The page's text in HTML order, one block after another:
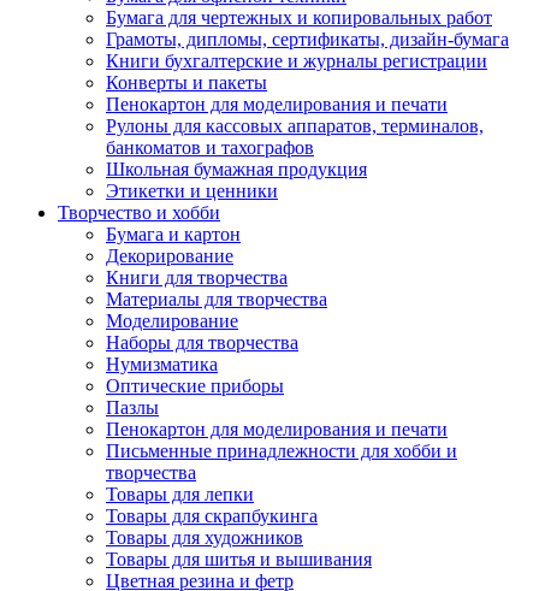
Бумага для чертежных и копировальных работ
Грамоты, дипломы, сертификаты, дизайн-бумага
Книги бухгалтерские и журналы регистрации
Конверты и пакеты
Пенокартон для моделирования и печати
Рулоны для кассовых аппаратов, терминалов,
банкоматов и тахографов
Школьная бумажная продукция
Этикетки и ценники
Творчество и хобби
Бумага и картон
Декорирование
Книги для творчества
Материалы для творчества
Моделирование
Наборы для творчества
Нумизматика
Оптические приборы
Пазлы
Пенокартон для моделирования и печати
Письменные принадлежности для хобби и
творчества
Товары для лепки
Товары для скрапбукинга
Товары для художников
Товары для шитья и вышивания
Цветная резина и фетр